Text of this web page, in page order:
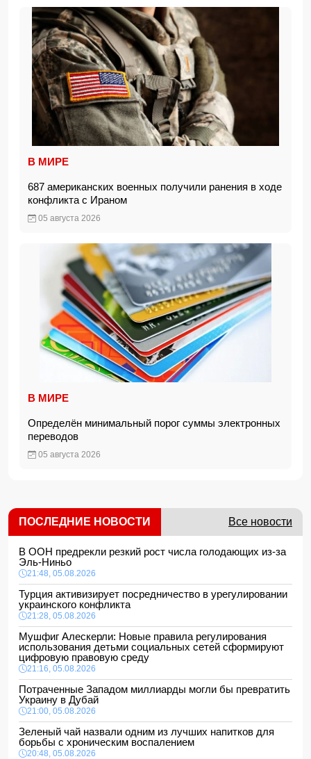
В МИРЕ
687 американских военных получили ранения в ходе
конфликта с Ираном
05 августа 2026
В МИРЕ
Определён минимальный порог суммы электронных
переводов
05 августа 2026
ПОСЛЕДНИЕ НОВОСТИ Все новости
В ООН предрекли резкий рост числа голодающих из-за
Эль-Ниньо
21:48, 05.08.2026
Турция активизирует посредничество в урегулировании
украинского конфликта
21:28, 05.08.2026
Мушфиг Алескерли: Новые правила регулирования
использования детьми социальных сетей сформируют
цифровую правовую среду
21:16, 05.08.2026
Потраченные Западом миллиарды могли бы превратить
Украину в Дубай
21:00, 05.08.2026
Зеленый чай назвали одним из лучших напитков для
борьбы с хроническим воспалением
20:48, 05.08.2026